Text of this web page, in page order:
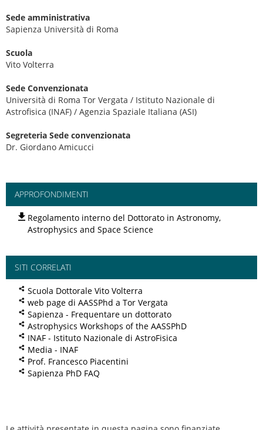
Sede amministrativa
Sapienza Università di Roma
Scuola
Vito Volterra
Sede Convenzionata
Università di Roma Tor Vergata / Istituto Nazionale di
Astrofisica (INAF) / Agenzia Spaziale Italiana (ASI)
Segreteria Sede convenzionata
Dr. Giordano Amicucci
APPROFONDIMENTI
Regolamento interno del Dottorato in Astronomy,
Astrophysics and Space Science
SITI CORRELATI
Scuola Dottorale Vito Volterra
web page di AASSPhd a Tor Vergata
Sapienza - Frequentare un dottorato
Astrophysics Workshops of the AASSPhD
INAF - Istituto Nazionale di AstroFisica
Media - INAF
Prof. Francesco Piacentini
Sapienza PhD FAQ